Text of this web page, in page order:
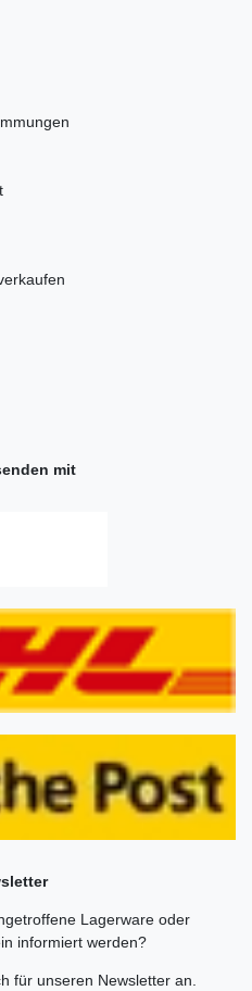
mit
Lagerware oder
informiert werden?
für unseren Newsletter an.